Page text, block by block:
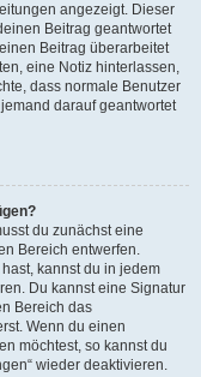
angezeigt. Dieser
Beitrag geantwortet
Beitrag überarbeitet
eine Notiz hinterlassen,
dass normale Benutzer
darauf geantwortet
du zunächst eine
Bereich entwerfen.
kannst du in jedem
Du kannst eine Signatur
Bereich das
Wenn du einen
möchtest, so kannst du
wieder deaktivieren.